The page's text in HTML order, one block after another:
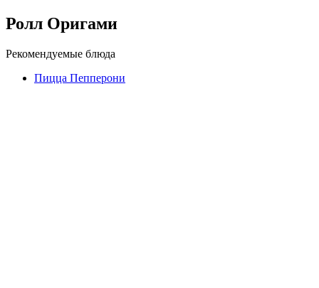
Ролл Оригами
Рекомендуемые блюда
Пицца Пепперони